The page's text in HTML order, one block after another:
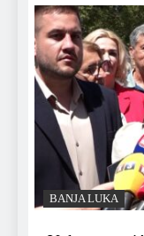
BANJA LUKA